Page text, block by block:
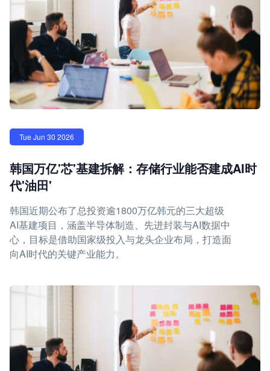
Tue Jun 30 2026
韩国万亿'芯'基建拆解：存储行业能否建成AI时
代'油田'
韩国近期公布了总投资逾1800万亿韩元的三大超级
AI基建项目，涵盖半导体制造、先进封装与AI数据中
心，目标是借助国家级投入与龙头企业布局，打造面
向AI时代的关键产业能力。